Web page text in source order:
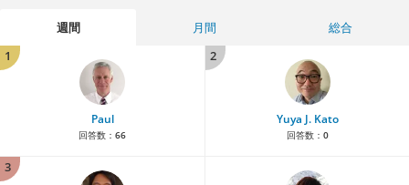
週間 月間
総合
1
Paul
回答数： 66
2
Yuya J. Kato
回答数： 0
3